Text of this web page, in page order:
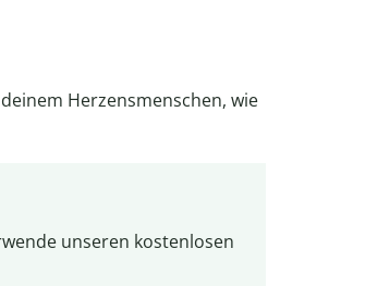
Herzensmenschen, wie
unseren kostenlosen